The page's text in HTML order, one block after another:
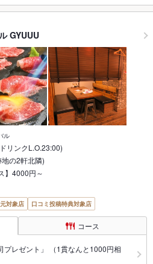
GYUUU
ル
リンクL.O.23:00)
の2軒北隣)
】4000円～
対象店 口コミ投稿特典対象店
コース
プレゼント」 （1貫なんと1000円相